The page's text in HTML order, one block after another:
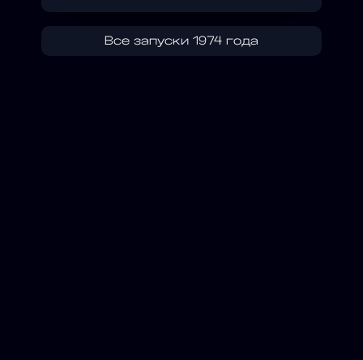
Все запуски 1974 года